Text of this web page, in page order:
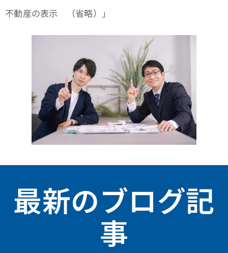
不動産の表示 （省略）」
最新のブログ記
事